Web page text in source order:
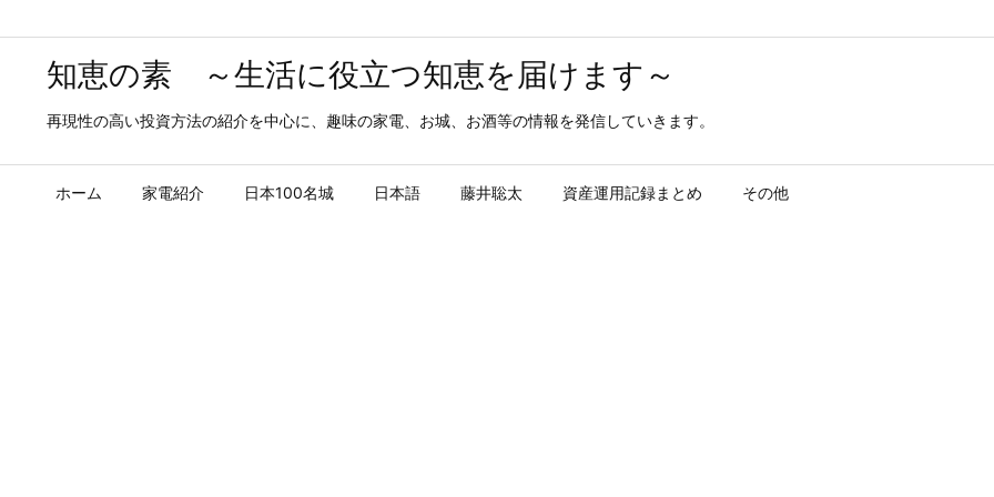
知恵の素 ～生活に役立つ知恵を届けます～
再現性の高い投資方法の紹介を中心に、趣味の家電、お城、お酒等の情報を発信していきます。
ホーム 家電紹介 日本100名城 日本語 藤井聡太 資産運用記録まとめ その他